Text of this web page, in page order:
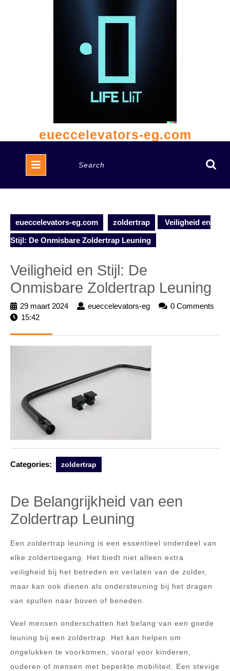
eueccelevators-eg.com
Open
Button
eueccelevators-eg.com zoldertrap Veiligheid en
Stijl: De Onmisbare Zoldertrap Leuning
Veiligheid en Stijl: De
Onmisbare Zoldertrap Leuning
29 maart 2024
29
eueccelevators-eg
eueccelevators-
0 Comments
15:42
Categories: zoldertrap
De Belangrijkheid van een
Zoldertrap Leuning
Een zoldertrap leuning is een essentieel onderdeel van
elke zoldertoegang. Het biedt niet alleen extra
veiligheid bij het betreden en verlaten van de zolder,
maar kan ook dienen als ondersteuning bij het dragen
van spullen naar boven of beneden.
Veel mensen onderschatten het belang van een goede
leuning bij een zoldertrap. Het kan helpen om
ongelukken te voorkomen, vooral voor kinderen,
ouderen of mensen met beperkte mobiliteit. Een stevige